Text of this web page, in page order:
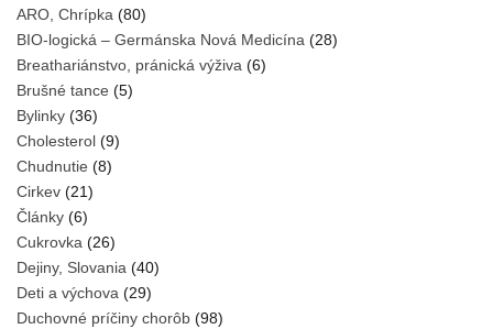
ARO, Chrípka (80)
BIO-logická – Germánska Nová Medicína (28)
Breathariánstvo, pránická výživa (6)
Brušné tance (5)
Bylinky (36)
Cholesterol (9)
Chudnutie (8)
Cirkev (21)
Články (6)
Cukrovka (26)
Dejiny, Slovania (40)
Deti a výchova (29)
Duchovné príčiny chorôb (98)